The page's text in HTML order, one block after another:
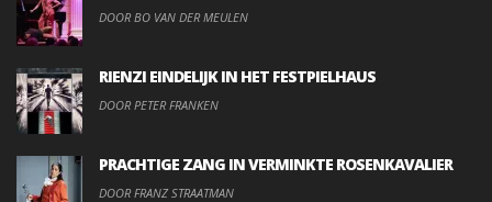
DOOR BO VAN DER MEULEN
RIENZI EINDELIJK IN HET FESTPIELHAUS
DOOR PETER FRANKEN
PRACHTIGE ZANG IN VERMINKTE ROSENKAVALIER
DOOR FRANZ STRAATMAN